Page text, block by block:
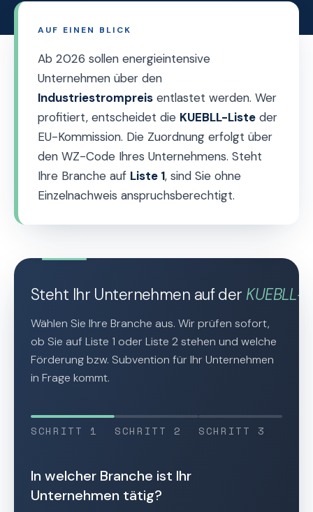
AUF EINEN BLICK
Ab 2026 sollen energieintensive
Unternehmen über den
Industriestrompreis entlastet werden. Wer
profitiert, entscheidet die KUEBLL-Liste der
EU-Kommission. Die Zuordnung erfolgt über
den WZ-Code Ihres Unternehmens. Steht
Ihre Branche auf Liste 1, sind Sie ohne
Einzelnachweis anspruchsberechtigt.
Steht Ihr Unternehmen auf derKUEBLL-
Wählen Sie Ihre Branche aus. Wir prüfen sofort,
ob Sie auf Liste 1 oder Liste 2 stehen und welche
Förderung bzw. Subvention für Ihr Unternehmen
in Frage kommt.
SCHRITT 1 SCHRITT 2 SCHRITT 3
In welcher Branche ist Ihr
Unternehmen tätig?